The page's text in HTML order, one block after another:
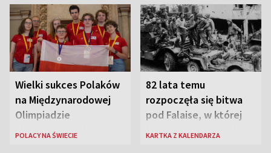
Wielki sukces Polaków
na Międzynarodowej
Olimpiadzie
Lingwistycznej
POLACY NA ŚWIECIE
82 lata temu
rozpoczęła się bitwa
pod Falaise, w której
brała udział 1. Dywizja
KARTKA Z KALENDARZA